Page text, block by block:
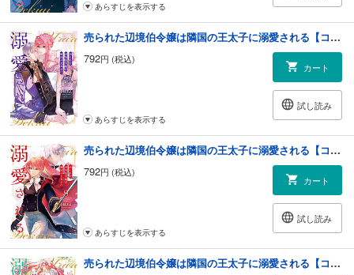
あらすじを表示する
売られた辺境伯令嬢は隣国の王太子に溺愛される【コミックス版】 ： 7
792円 (税込)
カート
試し読み
あらすじを表示する
売られた辺境伯令嬢は隣国の王太子に溺愛される【コミックス版】 ： 8
792円 (税込)
カート
試し読み
あらすじを表示する
売られた辺境伯令嬢は隣国の王太子に溺愛される【コミックス版】 ： 9